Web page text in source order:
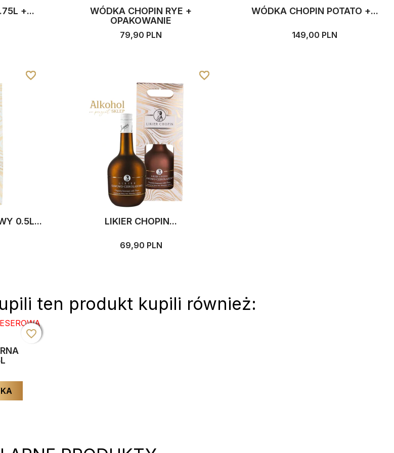
+...
WÓDKA CHOPIN RYE +
OPAKOWANIE
79,90 PLN
WÓDKA CHOPIN POTATO +...
149,00 PLN
0.5L...
favorite_border
favorite_border
favorite_border
LIKIER CHOPIN...
69,90 PLN
favorite_border
favorite_border
favorite_border
ten produkt kupili również:
favorite_border
favorite_border
favorite_border